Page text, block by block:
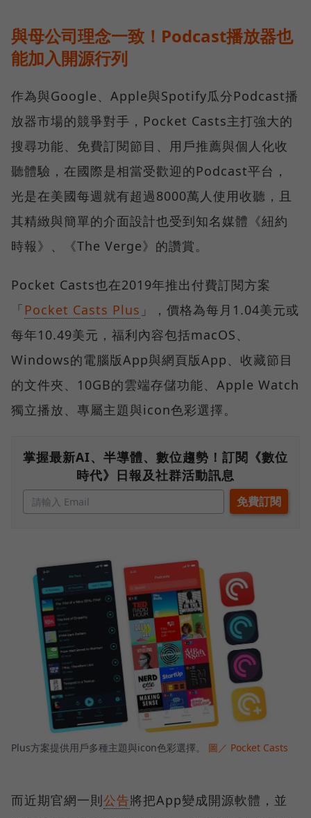
與母公司理念一致！Podcast播放器也
能加入開源行列
作為與Google、Apple與Spotify瓜分Podcast播
放器市場的競爭對手，Pocket Casts主打強大的
搜尋功能、免費訂閱節目、用戶推薦與個人化收
聽體驗，在國際是相當受歡迎的Podcast平台，
光是在美國每週就有超過8000萬人使用收聽，且
其精緻與簡單的介面設計也受到知名媒體《紐約
時報》、《The Verge》的讚賞。
Pocket Casts也在2019年推出付費訂閱方案
「Pocket Casts Plus 」，價格為每月1.04美元或
每年10.49美元，福利內容包括macOS、
Windows的電腦版App與網頁版App、收藏節目
的文件夾、10GB的雲端存儲功能、Apple Watch
獨立播放、專屬主題與icon色彩選擇。
掌握最新AI、半導體、數位趨勢！訂閱《數位
時代》日報及社群活動訊息
Plus方案提供用戶多種主題與icon色彩選擇。 圖／ Pocket Casts
而近期官網一則公告將把App變成開源軟體，並